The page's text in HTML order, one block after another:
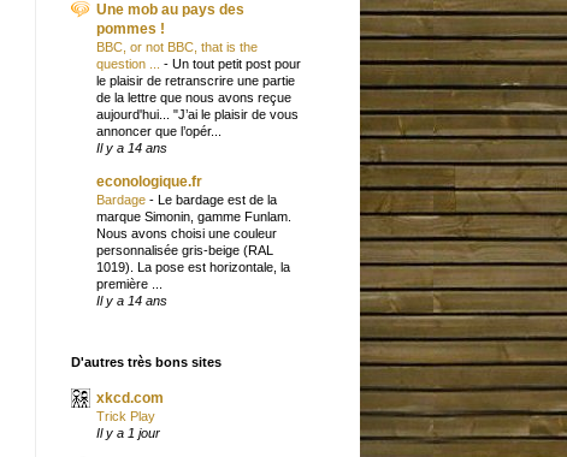
Une mob au pays des
pommes !
BBC, or not BBC, that is the
question ... - Un tout petit post pour
le plaisir de retranscrire une partie
de la lettre que nous avons reçue
aujourd'hui... "J’ai le plaisir de vous
annoncer que l’opér...
Il y a 14 ans
econologique.fr
Bardage - Le bardage est de la
marque Simonin, gamme Funlam.
Nous avons choisi une couleur
personnalisée gris-beige (RAL
1019). La pose est horizontale, la
première ...
Il y a 14 ans
D'autres très bons sites
xkcd.com
Trick Play
Il y a 1 jour